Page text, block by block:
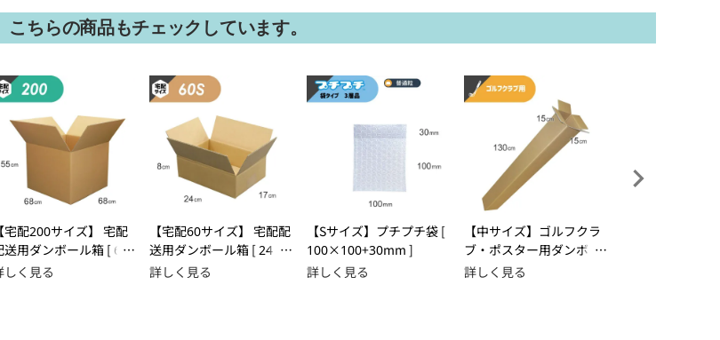
ちらの商品もチェックしています。
【宅配200サイズ】 宅配
送用ダンボール箱 [ 68
]
しく見る
【宅配60サイズ】 宅配配
送用ダンボール箱 [ 24×1
7×8cm ]
詳しく見る
【Sサイズ】プチプチ袋 [
100×100+30mm ]
詳しく見る
【中サイズ】ゴルフクラ
ブ・ポスター用ダンボー
ル箱 [ 15×15×130cm ]
詳しく見る